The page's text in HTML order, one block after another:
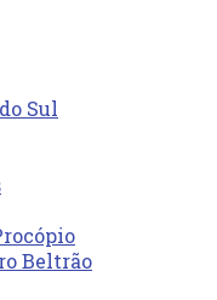
Sul
Beltrão